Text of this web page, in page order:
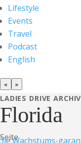
Lifestyle
Events
Travel
Podcast
English
« »
LADIES DRIVE ARCHIV
Florida
Seite